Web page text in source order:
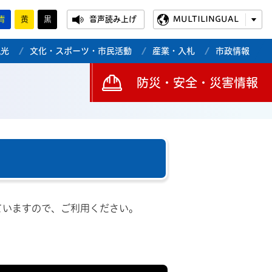
黄 黒 音声読み上げ MULTILINGUAL
文化・スポーツ・市民活動 産業・入札 市政情報
防災・安全・災害情報
ますので、ご利用ください。